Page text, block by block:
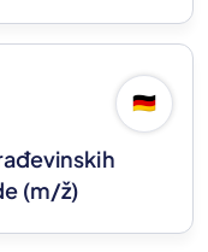
🇩🇪
(m/ž)